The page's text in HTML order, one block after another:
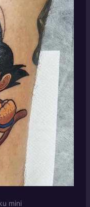
mini